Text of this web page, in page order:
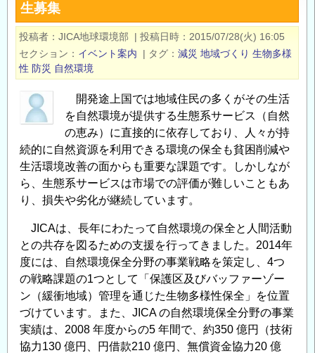
ン
ポ
ジ
ウ
ム
「生
物
様
性
条
約
流
化：
愛
知
目
標
生募集
投稿者 JICA地球環境部 | 投稿日時
2015/07/28(火) 16:05
セクション
イベント案内 | タグ 減災 地域づくり 生物多様
性 防災 自然環境
開発途上国では地域住民の多くがその生活
を自然環境が提供する生態系サービス（自然
の恵み）に直接的に依存しており、人々が持
続的に自然資源を利用できる環境の保全も貧困削減や
生活環境改善の面からも重要な課題です。しかしなが
ら、生態系サービスは市場での評価が難しいこともあ
り、損失や劣化が継続しています。
JICAは、長年にわたって自然環境の保全と人間活動
との共存を図るための支援を行ってきました。2014年
度には、自然環境保全分野の事業戦略を策定し、4つ
の戦略課題の1つとして「保護区及びバッファーゾー
ン（緩衝地域）管理を通じた生物多様性保全」を位置
づけています。また、JICA の自然環境保全分野の事業
実績は、2008 年度からの5 年間で、約350 億円（技術
協力130 億円、円借款210 億円、無償資金協力20 億